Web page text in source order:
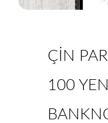
ÇİN
100